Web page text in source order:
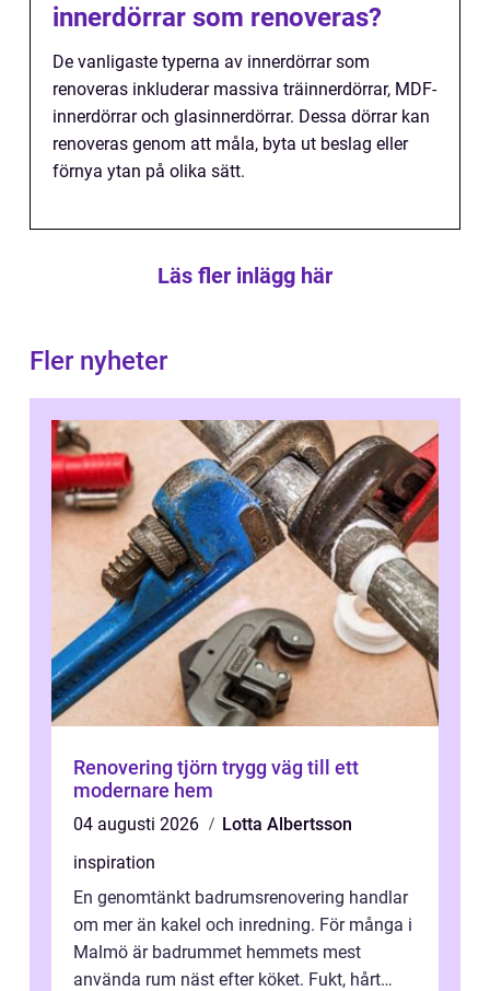
innerdörrar som renoveras?
De vanligaste typerna av innerdörrar som
renoveras inkluderar massiva träinnerdörrar, MDF-
innerdörrar och glasinnerdörrar. Dessa dörrar kan
renoveras genom att måla, byta ut beslag eller
förnya ytan på olika sätt.
Läs fler inlägg här
Fler nyheter
Renovering tjörn trygg väg till ett
modernare hem
04 augusti 2026
Lotta Albertsson
inspiration
En genomtänkt badrumsrenovering handlar
om mer än kakel och inredning. För många i
Malmö är badrummet hemmets mest
använda rum näst efter köket. Fukt, hårt